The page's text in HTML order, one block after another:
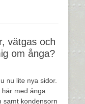
vätgas och
om ånga?
nu lite nya sidor.
här med ånga
samt kondensorn